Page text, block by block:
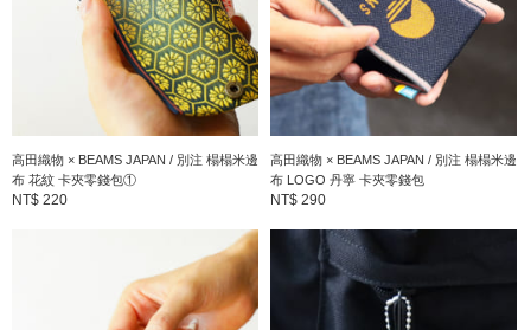
高田織物 × BEAMS JAPAN / 別注 榻榻米邊
布 花紋 卡夾零錢包①
NT$ 220
高田織物 × BEAMS JAPAN / 別注 榻榻米邊
布 LOGO 丹寧 卡夾零錢包
NT$ 290